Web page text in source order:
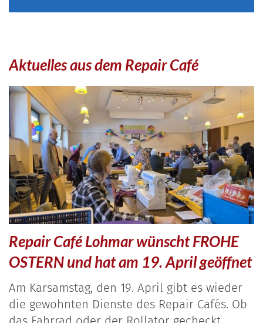
Aktuelles aus dem Repair Café
Repair Café Lohmar wünscht FROHE
OSTERN und hat am 19. April geöffnet
Am Karsamstag, den 19. April gibt es wieder
die gewohnten Dienste des Repair Cafés. Ob